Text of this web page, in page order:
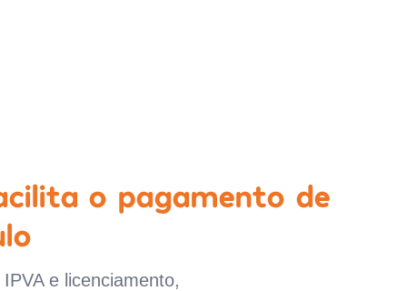
o pagamento de
e licenciamento,